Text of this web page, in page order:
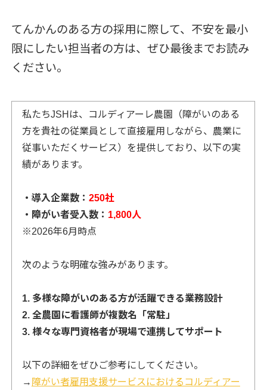
てんかんのある方の採用に際して、不安を最小
限にしたい担当者の方は、ぜひ最後までお読み
ください。
私たちJSHは、コルディアーレ農園（障がいのある
方を貴社の従業員として直接雇用しながら、農業に
従事いただくサービス）を提供しており、以下の実
績があります。
・導入企業数： 250社
・障がい者受入数： 1,800人
※2026年6月時点
次のような明確な強みがあります。
1. 多様な障がいのある方が活躍できる業務設計
2. 全農園に看護師が複数名「常駐」
3. 様々な専門資格者が現場で連携してサポート
以下の詳細をぜひご参考にしてください。
→ 障がい者雇用支援サービスにおけるコルディアー